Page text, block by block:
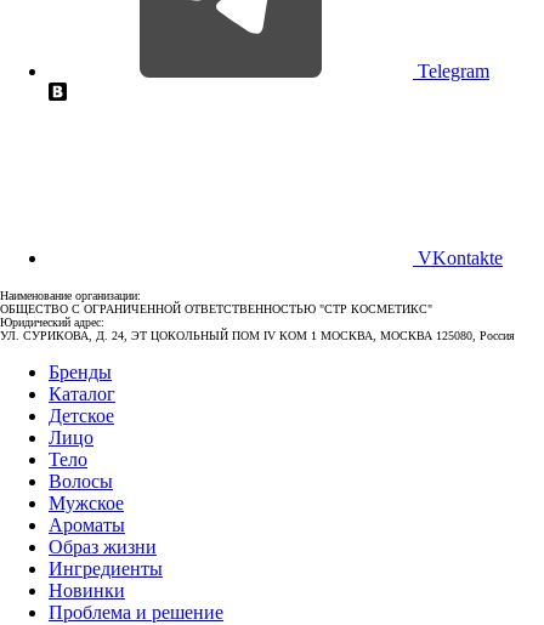
Telegram
VKontakte
Наименование организации:
ОБЩЕСТВО С ОГРАНИЧЕННОЙ ОТВЕТСТВЕННОСТЬЮ "СТР КОСМЕТИКС"
Юридический адрес:
УЛ. СУРИКОВА, Д. 24, ЭТ ЦОКОЛЬНЫЙ ПОМ IV КОМ 1 МОСКВА, МОСКВА 125080, Россия
Бренды
Каталог
Детское
Лицо
Тело
Волосы
Мужское
Ароматы
Образ жизни
Ингредиенты
Новинки
Проблема и решение